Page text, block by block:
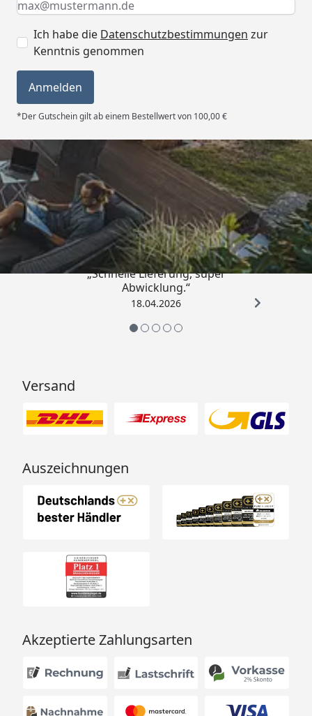
Wandbefestigungsset
Skanholz Aluminium Terrassenüberdachung
Monza Technische Daten
Skanholz Aluminium Terrassenüberdachung
Monza Montageanleitung -434 x 257 cm
Skanholz Aluminium Terrassenüberdachung
Monza Montageanleitung - 434 x 307 cm
Skanholz Aluminium Terrassenüberdachung
Monza Montageanleitung - 434 x 357 cm
Ich habe die Datenschutzbestimmungen zur
Kenntnis genommen
Anmelden
*Der Gutschein gilt ab einem Bestellwert von 100,00 €
Trusted Shops
5,00/ 5
„Schnelle Lieferung, super
Abwicklung.“
18.04.2026
Versand
Auszeichnungen
Akzeptierte Zahlungsarten